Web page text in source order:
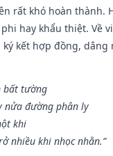
rất khó hoàn thành.
hay khẩu thiệt. Về
kết hợp đồng, dâng
bất tường
nửa đường phân ly
khi
nhiều khi nhọc nhằn.”